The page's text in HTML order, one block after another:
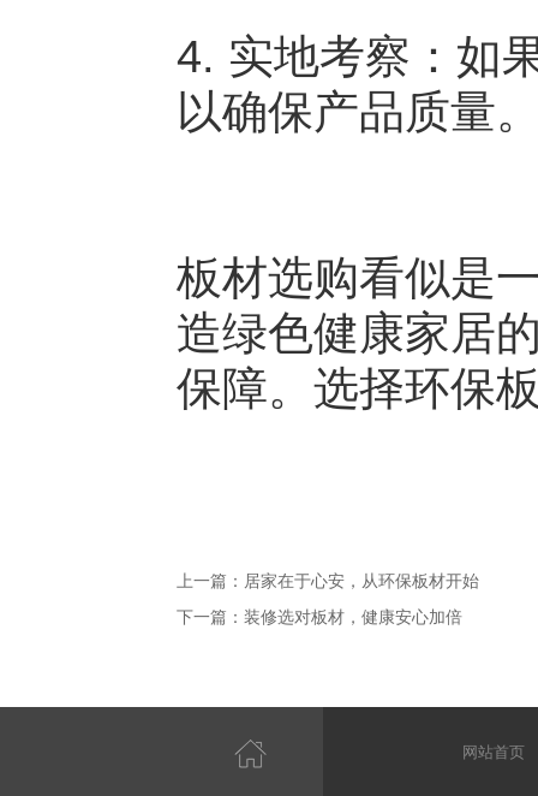
4. 实地考察：如
以确保产品质量
板材选购看似是
造绿色健康家居
保障。选择环保
上一篇： 居家在于心安，从环保板材开始
下一篇： 装修选对板材，健康安心加倍
网站首页